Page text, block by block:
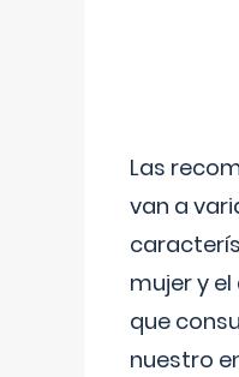
Las
van a
mujer y
que
nuestro